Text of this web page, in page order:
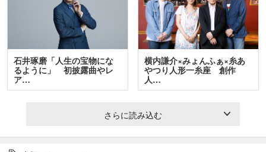
石井琢磨「人生の宝物にな
るように」 初披露曲やレ
ア…
横内謙介×みょんふぁ×糸あ
やつり人形一糸座 創作
人…
さらに読み込む